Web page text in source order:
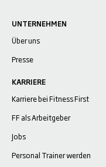
UNTERNEHMEN
Über uns
Presse
KARRIERE
Karriere bei Fitness First
FF als Arbeitgeber
Jobs
Personal Trainer werden